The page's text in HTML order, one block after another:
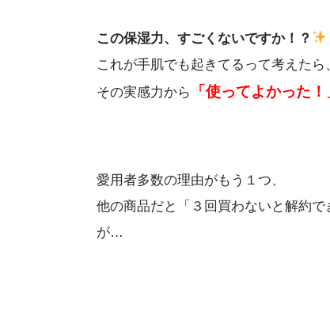
この保湿力、すごくないですか！？
これが手肌でも起きてるって考えたら
その実感力から
「使ってよかった！
愛用者多数の理由がもう１つ、
他の商品だと「３回買わないと解約
が…